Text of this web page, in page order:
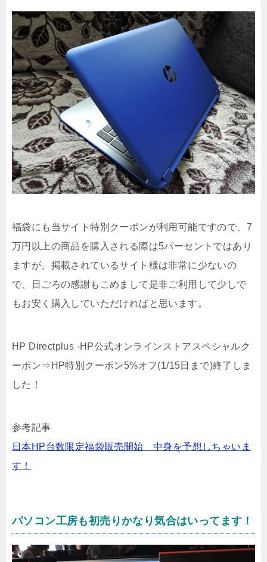
福袋にも当サイト特別クーポンが利用可能ですので、7
万円以上の商品を購入される際は5パーセントではあり
ますが、掲載されているサイト様は非常に少ないの
で、日ごろの感謝もこめまして是非ご利用して少しで
もお安く購入していただければと思います。
HP Directplus -HP公式オンラインストアスペシャルク
ーポン⇒HP特別クーポン5%オフ(1/15日まで)終了しま
した！
参考記事
日本HP台数限定福袋販売開始 中身を予想しちゃいま
す！
パソコン工房も初売りかなり気合はいってます！